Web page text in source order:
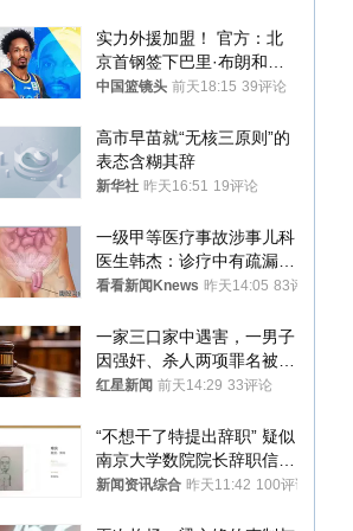
实力外援加盟！ 官方：北
京首钢签下巴里·布朗和桑
普森
中国篮镜头 前天18:15 39评论
高市早苗就“无核三原则”的
表态含糊其辞
新华社 昨天16:51 19评论
一级甲等医疗事故涉事儿科
医生韩杰：诊疗中有疏漏，
我认错，但不能认罪
看看新闻Knews 昨天14:05 83评论
一家三口家中遇害，一男子
因强奸、杀人两项罪名被判
死缓 最高检介入后改判无
红星新闻 前天14:29 33评论
“不想干了特提出辞职” 疑似
南京大学数院院长辞职信流
传 院方回应
新闻资讯综合 昨天11:42 100评论